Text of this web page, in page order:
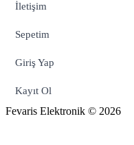
İletişim
Sepetim
Giriş Yap
Kayıt Ol
Fevaris Elektronik © 2026